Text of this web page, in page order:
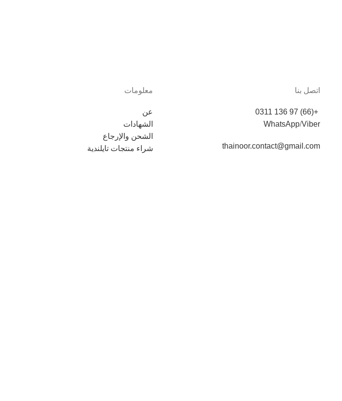
اتصل بنا
+(66) 97 136 0311
WhatsApp/Viber
thainoor.contact@gmail.com
معلومات
عن
الشهادات
الشحن والإرجاع
شراء منتجات تايلندية